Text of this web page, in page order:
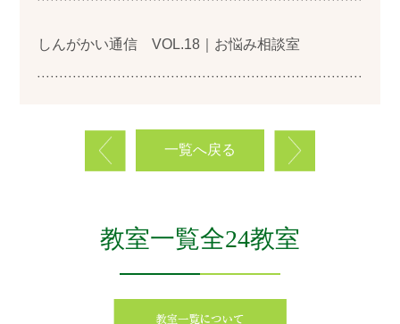
しんがかい通信 VOL.18｜お悩み相談室
一覧へ戻る
教室一覧全24教室